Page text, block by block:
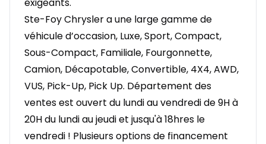
exigeants.
Ste-Foy Chrysler a une large gamme de
véhicule d’occasion, Luxe, Sport, Compact,
Sous-Compact, Familiale, Fourgonnette,
Camion, Décapotable, Convertible, 4X4, AWD,
VUS, Pick-Up, Pick Up. Département des
ventes est ouvert du lundi au vendredi de 9H à
20H du lundi au jeudi et jusqu'à 18hres le
vendredi ! Plusieurs options de financement